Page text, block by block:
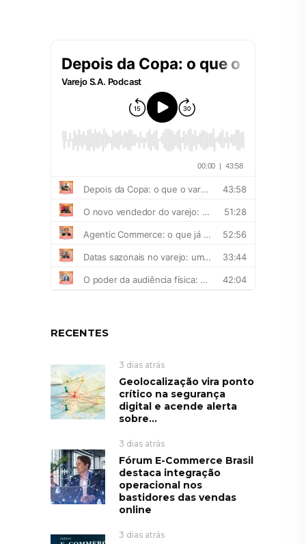
RECENTES
3 dias atrás
Geolocalização vira ponto
crítico na segurança
digital e acende alerta
sobre...
3 dias atrás
Fórum E-Commerce Brasil
destaca integração
operacional nos
bastidores das vendas
online
3 dias atrás